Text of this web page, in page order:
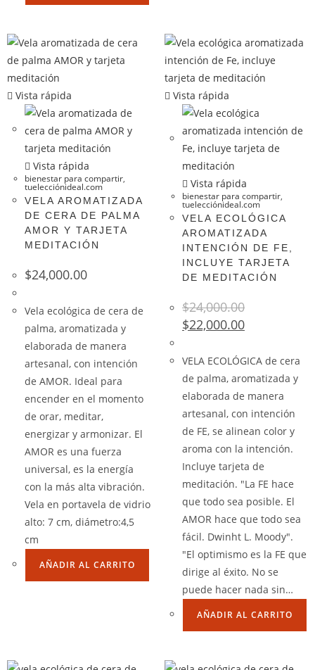
Vista rápida
Vista rápida
bienestar para compartir,
tuelecciónideal.com
VELA AROMATIZADA
DE CERA DE PALMA
AMOR Y TARJETA
MEDITACIÓN
$24,000.00
Vela ecológica de cera de
palma, aromatizada y
elaborada de manera
artesanal, con intención
de AMOR. Ideal para
encender en el momento
de orar, meditar,
energizar y armonizar. El
AMOR es una fuerza
universal, es la energía
con la más alta vibración.
Vela en portavela de vidrio
alto: 7 cm, diámetro:4,5
cm
AÑADIR AL CARRITO
Vista rápida
Vista rápida
bienestar para compartir,
tuelecciónideal.com
VELA ECOLÓGICA
AROMATIZADA
INTENCIÓN DE FE,
INCLUYE TARJETA
DE MEDITACIÓN
$24,000.00
$22,000.00
VELA ECOLÓGICA de cera
de palma, aromatizada y
elaborada de manera
artesanal, con intención
de FE, se alinean color y
aroma con la intención.
Incluye tarjeta de
meditación. "La FE hace
que todo sea posible. El
AMOR hace que todo sea
fácil. Dwinht L. Moody".
"El optimismo es la FE que
dirige al éxito. No se
puede hacer nada sin…
AÑADIR AL CARRITO